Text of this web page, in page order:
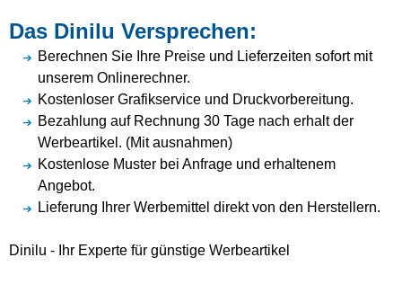
Das Dinilu Versprechen:
Berechnen Sie Ihre Preise und Lieferzeiten sofort mit
unserem Onlinerechner.
Kostenloser Grafikservice und Druckvorbereitung.
Bezahlung auf Rechnung 30 Tage nach erhalt der
Werbeartikel. (Mit ausnahmen)
Kostenlose Muster bei Anfrage und erhaltenem
Angebot.
Lieferung Ihrer Werbemittel direkt von den Herstellern.
Dinilu - Ihr Experte für günstige Werbeartikel